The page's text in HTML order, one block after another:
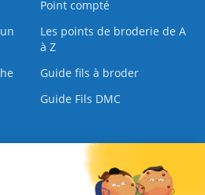
Point compté
Les points de broderie de A
à Z
Guide fils à broder
Guide Fils DMC